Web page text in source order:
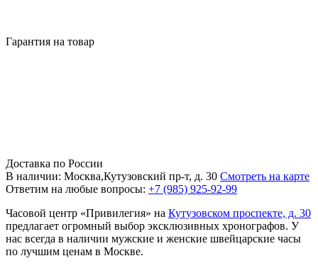
Гарантия на товар
Доставка по России
В наличии: Москва,Кутузовский пр-т, д. 30 Смотреть на карте
Ответим на любые вопросы: +7 (985) 925-92-99
Часовой центр «Привилегия» на Кутузовском проспекте, д. 30
предлагает огромный выбор эксклюзивных хронографов. У
нас всегда в наличии мужские и женские швейцарские часы
по лучшим ценам в Москве.